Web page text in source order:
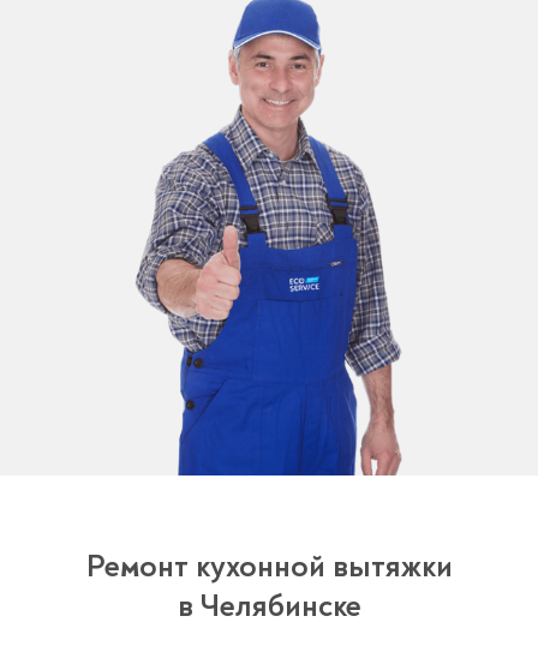
Ремонт кухонной вытяжки
в Челябинске
Спасибо!
Менеджер свяжется с вами в
течение 3-x минут.